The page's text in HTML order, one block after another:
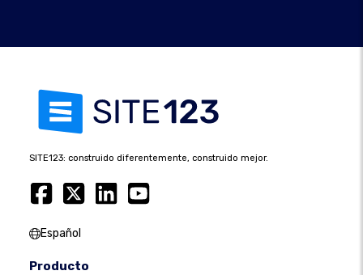
SITE123: construido diferentemente, construido mejor.
Español
Producto